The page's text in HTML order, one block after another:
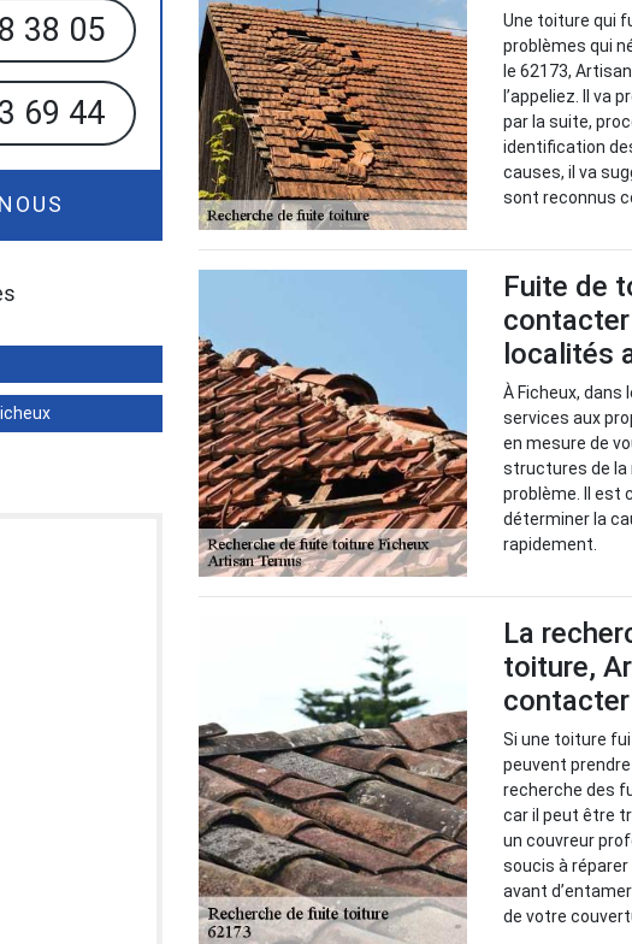
38 05
69 44
Une toiture qui
problèmes qui
le 62173,
l’appeliez. Il va
par la suite,
identification
causes, il va
sont reconnus
Fuite de
localités
À Ficheux, dans
services aux
en mesure de
structures de la
problème. Il est
déterminer la
rapidement.
La
toiture,
Si une toiture
peuvent
recherche des
car il peut être
un couvreur
soucis à
avant
de votre